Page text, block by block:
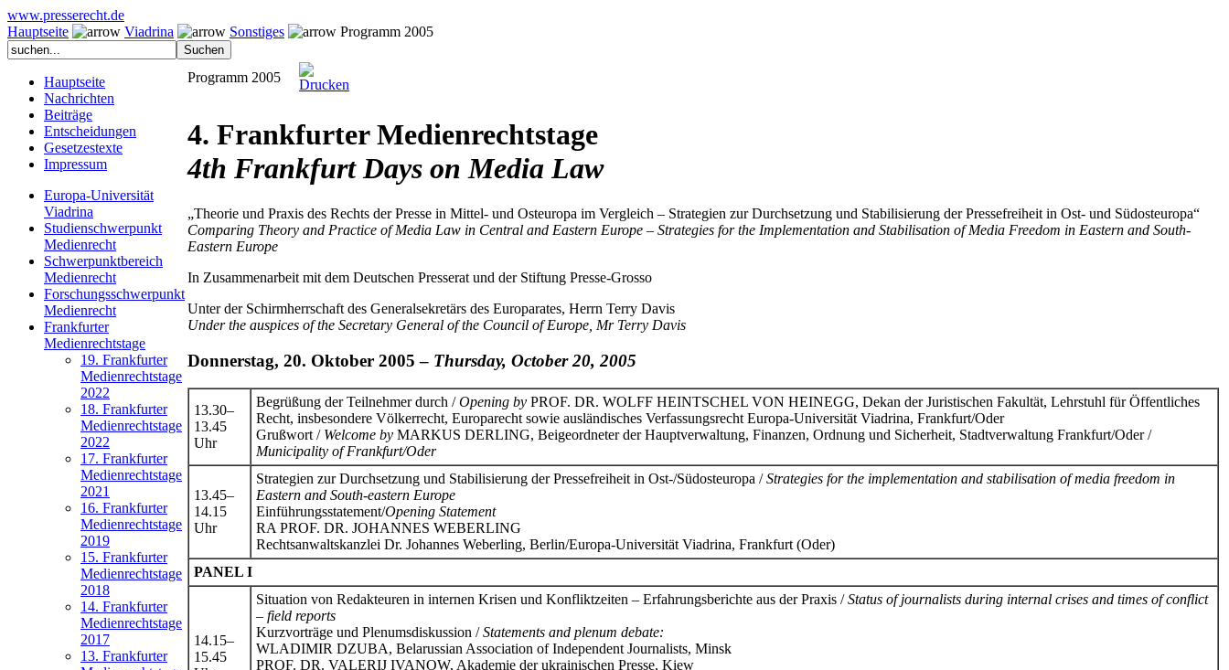
www.presserecht.de
Hauptseite
Viadrina Sonstiges Programm 2005
Hauptseite
Nachrichten
Beiträge
Entscheidungen
Gesetzestexte
Impressum
Europa-Universität
Viadrina
Studienschwerpunkt
Medienrecht
Schwerpunktbereich
Medienrecht
Forschungsschwerpunkt
Medienrecht
Frankfurter
Medienrechtstage
19. Frankfurter
Medienrechtstage
2022
18. Frankfurter
Medienrechtstage
2022
17. Frankfurter
Medienrechtstage
2021
16. Frankfurter
Medienrechtstage
2019
15. Frankfurter
Medienrechtstage
2018
14. Frankfurter
Medienrechtstage
2017
13. Frankfurter
Programm 2005
4. Frankfurter Medienrechtstage
4th Frankfurt Days on Media Law
„Theorie und Praxis des Rechts der Presse in Mittel- und Osteuropa im Vergleich – Strategien zur Durchsetzung und Stabilisierung der Pressefreiheit in Ost- und Südosteuropa“
Comparing Theory and Practice of Media Law in Central and Eastern Europe – Strategies for the Implementation and Stabilisation of Media Freedom in Eastern and South-
Eastern Europe
In Zusammenarbeit mit dem Deutschen Presserat und der Stiftung Presse-Grosso
Unter der Schirmherrschaft des Generalsekretärs des Europarates, Herrn Terry Davis
Under the auspices of the Secretary General of the Council of Europe, Mr Terry Davis
Donnerstag, 20. Oktober 2005 – Thursday, October 20, 2005
13.30–
13.45
Uhr
Begrüßung der Teilnehmer durch /Opening by PROF. DR. WOLFF HEINTSCHEL VON HEINEGG, Dekan der Juristischen Fakultät, Lehrstuhl für Öffentliches
Recht, insbesondere Völkerrecht, Europarecht sowie ausländisches Verfassungsrecht Europa-Universität Viadrina, Frankfurt/Oder
Grußwort / Welcome by MARKUS DERLING, Beigeordneter der Hauptverwaltung, Finanzen, Ordnung und Sicherheit, Stadtverwaltung Frankfurt/Oder /
Municipality of Frankfurt/Oder
13.45–
14.15
Uhr
Strategien zur Durchsetzung und Stabilisierung der Pressefreiheit in Ost-/Südosteuropa /Strategies for the implementation and stabilisation of media freedom in
Eastern and South-eastern Europe
Einführungsstatement/Opening Statement
RA PROF. DR. JOHANNES WEBERLING
Rechtsanwaltskanzlei Dr. Johannes Weberling, Berlin/Europa-Universität Viadrina, Frankfurt (Oder)
PANEL I
14.15–
15.45
Situation von Redakteuren in internen Krisen und Konfliktzeiten – Erfahrungsberichte aus der Praxis /Status of journalists during internal crises and times of conflict
– field reports
Kurzvorträge und Plenumsdiskussion /Statements and plenum debate:
WLADIMIR DZUBA, Belarussian Association of Independent Journalists, Minsk
PROF. DR. VALERIJ IVANOW, Akademie der ukrainischen Presse, Kiew